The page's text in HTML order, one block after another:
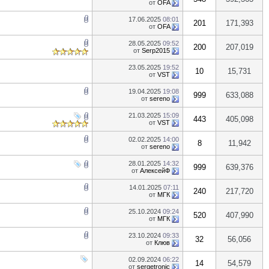
от OFA
17.06.2025 08:01
от OFA 201 171,393
28.05.2025 09:52
от Serp2015 200 207,019
23.05.2025 19:52
от VST 10 15,731
19.04.2025 19:08
от sereno 999 633,088
21.03.2025 15:09
от VST 443 405,098
02.02.2025 14:00
от sereno 8 11,942
28.01.2025 14:32
от АлексейФ 999 639,376
14.01.2025 07:11
от МГК 240 217,720
25.10.2024 09:24
от МГК 520 407,990
23.10.2024 09:33
от Клюв 32 56,056
02.09.2024 06:22
от sergetronic 14 54,579